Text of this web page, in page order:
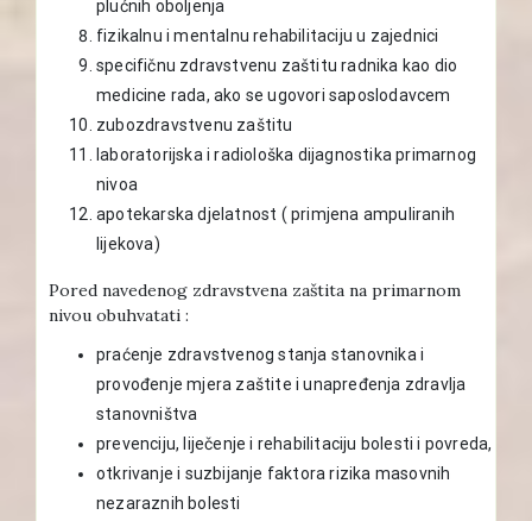
plućnih oboljenja
fizikalnu i mentalnu rehabilitaciju u zajednici
specifičnu zdravstvenu zaštitu radnika kao dio
medicine rada, ako se ugovori saposlodavcem
zubozdravstvenu zaštitu
laboratorijska i radiološka dijagnostika primarnog
nivoa
apotekarska djelatnost ( primjena ampuliranih
lijekova)
Pored navedenog zdravstvena zaštita na primarnom
nivou obuhvatati :
praćenje zdravstvenog stanja stanovnika i
provođenje mjera zaštite i unapređenja zdravlja
stanovništva
prevenciju, liječenje i rehabilitaciju bolesti i povreda,
otkrivanje i suzbijanje faktora rizika masovnih
nezaraznih bolesti